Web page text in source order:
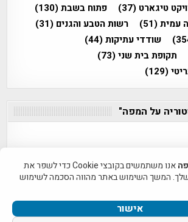
טיגארט (37) פתוח בשבת(130)
עמית(51) רשות הטבע והגנים (31)
שודדי עתיקות(44)
תקופת בית שני(73)
(129)
על המפה"
היסטוריה על המפה 2011-2026 | פרוייקט טיגארט 2012-2026|
אנו משתמשים בקובצי Cookie כדי לשפר את
המשך השימוש באתר מהווה הסכמה לשימוש
אישור